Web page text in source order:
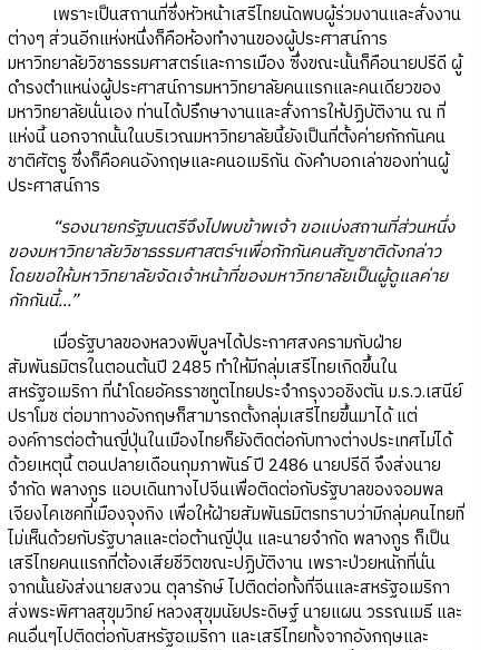
เพราะเป็นสถานที่ซึ่งหัวหน้าเสรีไทยนัดพบผู้ร่วมงานและสั่งงาน
ต่างๆ ส่วนอีกแห่งหนึ่งก็คือห้องทำงานของผู้ประศาสน์การ
มหาวิทยาลัยวิชาธรรมศาสตร์และการเมือง ซึ่งขณะนั้นก็คือนายปรีดี ผู้
ดำรงตำแหน่งผู้ประศาสน์การมหาวิทยาลัยคนแรกและคนเดียวของ
มหาวิทยาลัยนั่นเอง ท่านได้ปรึกษางานและสั่งการให้ปฏิบัติงาน ณ ที่
แห่งนี้ นอกจากนั้นในบริเวณมหาวิทยาลัยนี้ยังเป็นที่ตั้งค่ายกักกันคน
ชาติศัตรู ซึ่งก็คือคนอังกฤษและคนอเมริกัน ดังคำบอกเล่าของท่านผู้
ประศาสน์การ
“รองนายกรัฐมนตรีจึงไปพบข้าพเจ้า ขอแบ่งสถานที่ส่วนหนึ่ง
ของมหาวิทยาลัยวิชาธรรมศาสตร์ฯเพื่อกักกันคนสัญชาติดังกล่าว
โดยขอให้มหาวิทยาลัยจัดเจ้าหน้าที่ของมหาวิทยาลัยเป็นผู้ดูแลค่าย
กักกันนี้...”
เมื่อรัฐบาลของหลวงพิบูลฯได้ประกาศสงครามกับฝ่าย
สัมพันธมิตรในตอนต้นปี 2485 ทำให้มีกลุ่มเสรีไทยเกิดขึ้นใน
สหรัฐอเมริกา ที่นำโดยอัครราชทูตไทยประจำกรุงวอชิงตัน ม.ร.ว.เสนีย์
ปราโมช ต่อมาทางอังกฤษก็สามารถตั้งกลุ่มเสรีไทยขึ้นมาได้ แต่
องค์การต่อต้านญี่ปุ่นในเมืองไทยก็ยังติดต่อกับทางต่างประเทศไม่ได้
ด้วยเหตุนี้ ตอนปลายเดือนกุมภาพันธ์ ปี 2486 นายปรีดี จึงส่งนาย
จำกัด พลางกูร แอบเดินทางไปจีนเพื่อติดต่อกับรัฐบาลของจอมพล
เจียงไคเชคที่เมืองจุงกิง เพื่อให้ฝ่ายสัมพันธมิตรทราบว่ามีกลุ่มคนไทยที่
ไม่เห็นด้วยกับรัฐบาลและต่อต้านญี่ปุ่น และนายจำกัด พลางกูร ก็เป็น
เสรีไทยคนแรกที่ต้องเสียชีวิตขณะปฏิบัติงาน เพราะป่วยหนักที่นั่น
จากนั้นยังส่งนายสงวน ตุลารักษ์ ไปติดต่อทั้งที่จีนและสหรัฐอเมริกา
ส่งพระพิศาลสุขุมวิทย์ หลวงสุขุมนัยประดิษฐ์ นายแผน วรรณเมธี และ
คนอื่นๆไปติดต่อกับสหรัฐอเมริกา และเสรีไทยทั้งจากอังกฤษและ